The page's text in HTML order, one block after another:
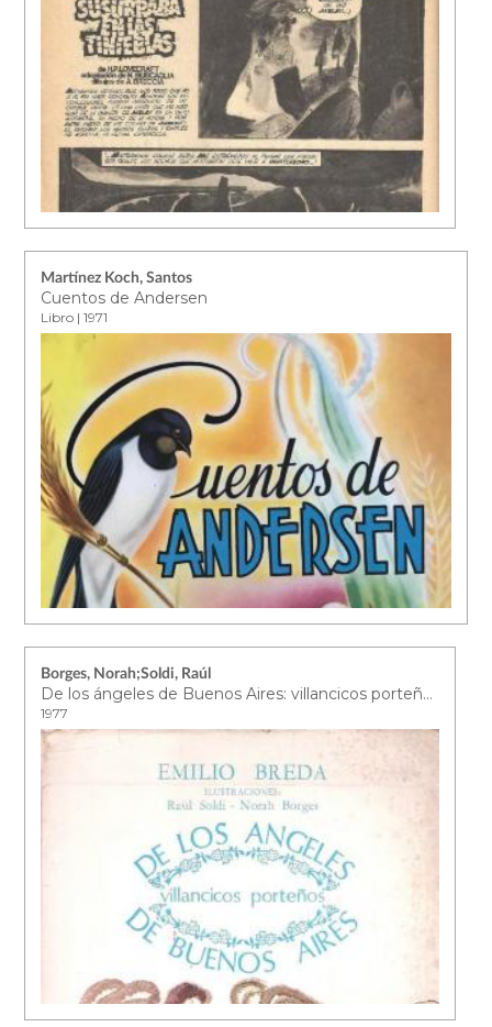
Martínez Koch, Santos
Cuentos de Andersen
Libro | 1971
Borges, Norah;Soldi, Raúl
De los ángeles de Buenos Aires: villancicos porteños
1977